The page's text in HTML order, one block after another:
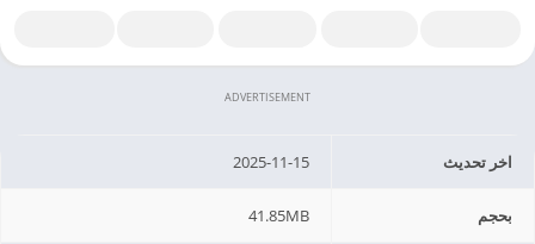
ADVERTISEMENT
اخر تحديث 2025-11-15
بحجم 41.85MB